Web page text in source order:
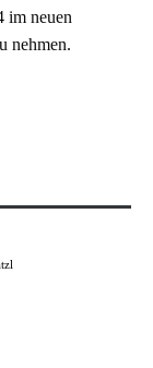
im neuen
nehmen.